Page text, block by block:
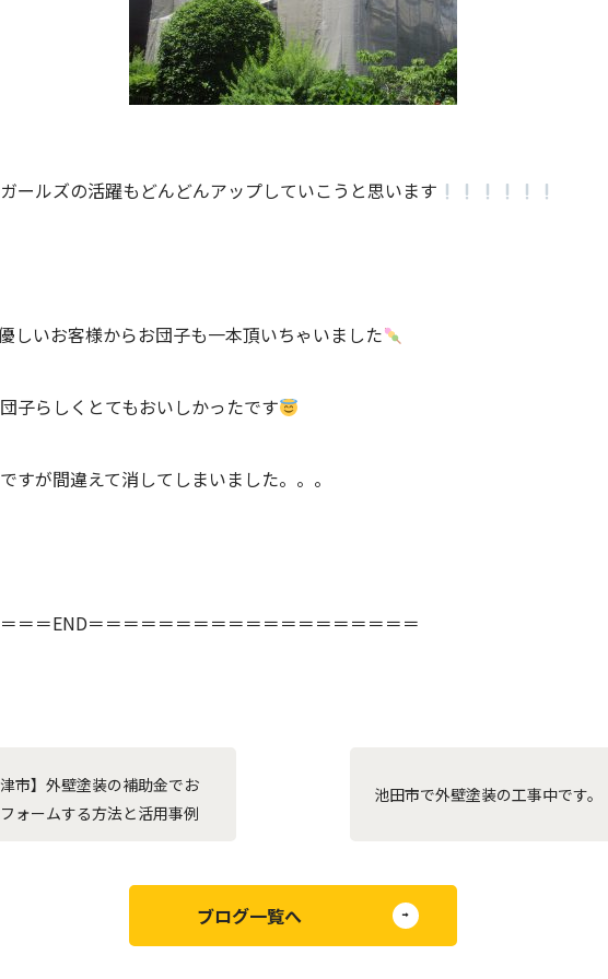
ールズの活躍もどんどんアップしていこうと思います
しいお客様からお団子も一本頂いちゃいました
子らしくとてもおいしかったです
すが間違えて消してしまいました。。。
＝＝END＝＝＝＝＝＝＝＝＝＝＝＝＝＝＝＝＝＝＝
津市】外壁塗装の補助金でお
ォームする方法と活用事例
池田市で外壁塗装の工事中です。
ブログ一覧へ